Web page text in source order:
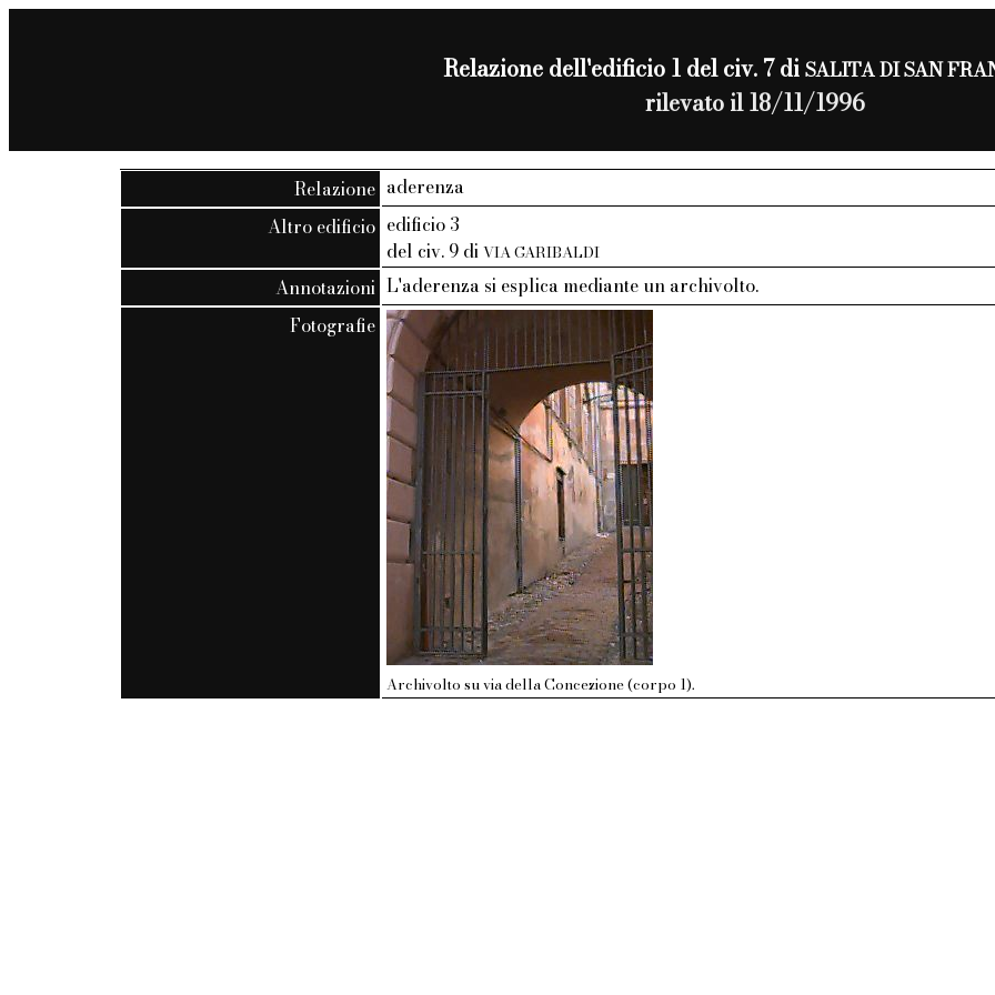
Relazione dell'edificio 1 del civ. 7 diSALITA DI SAN
rilevato il 18/11/1996
Relazione aderenza
Altro edificio edificio 3
del civ. 9 diVIA GARIBALDI
Annotazioni L'aderenza si esplica mediante un archivolto.
Fotografie
Archivolto su via della Concezione (corpo 1).